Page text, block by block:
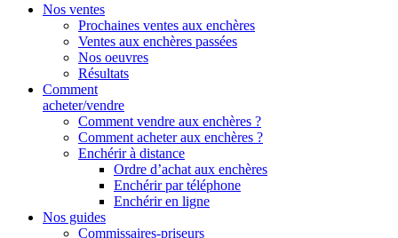
Nos ventes
Prochaines ventes aux enchères
Ventes aux enchères passées
Nos oeuvres
Résultats
Comment
acheter/vendre
Comment vendre aux enchères ?
Comment acheter aux enchères ?
Enchérir à distance
Ordre d’achat aux enchères
Enchérir par téléphone
Enchérir en ligne
Nos guides
Commissaires-priseurs